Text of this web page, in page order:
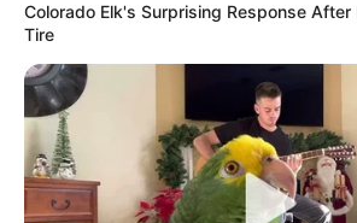
Colorado Elk's Surprising Response After
Tire